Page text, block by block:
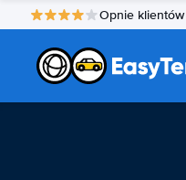
Opnie klientów